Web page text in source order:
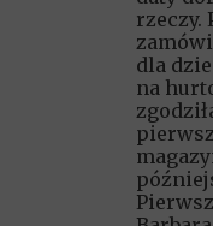
rzeczy.
dla
na